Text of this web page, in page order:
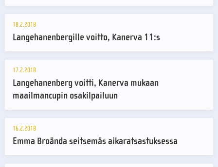
18.2.2018
Langehanenbergille voitto, Kanerva 11:s
17.2.2018
Langehanenberg voitti, Kanerva mukaan
maailmancupin osakilpailuun
16.2.2018
Emma Broända seitsemäs aikaratsastuksessa